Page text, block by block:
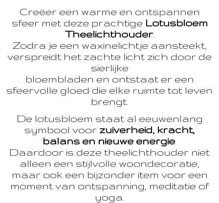
Creëer een warme en ontspannen
sfeer met deze prachtige Lotusbloem
Theelichthouder.
Zodra je een waxinelichtje aansteekt,
verspreidt het zachte licht zich door de
sierlijke
bloembladen en ontstaat er een
sfeervolle gloed die elke ruimte tot leven
brengt.
De lotusbloem staat al eeuwenlang
symbool voor zuiverheid, kracht,
balans en nieuwe energie
Daardoor is deze theelichthouder niet
alleen een stijlvolle woondecoratie,
maar ook een bijzonder item voor een
moment van ontspanning, meditatie of
yoga.